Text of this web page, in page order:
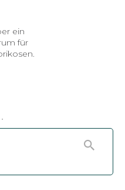
ein
für